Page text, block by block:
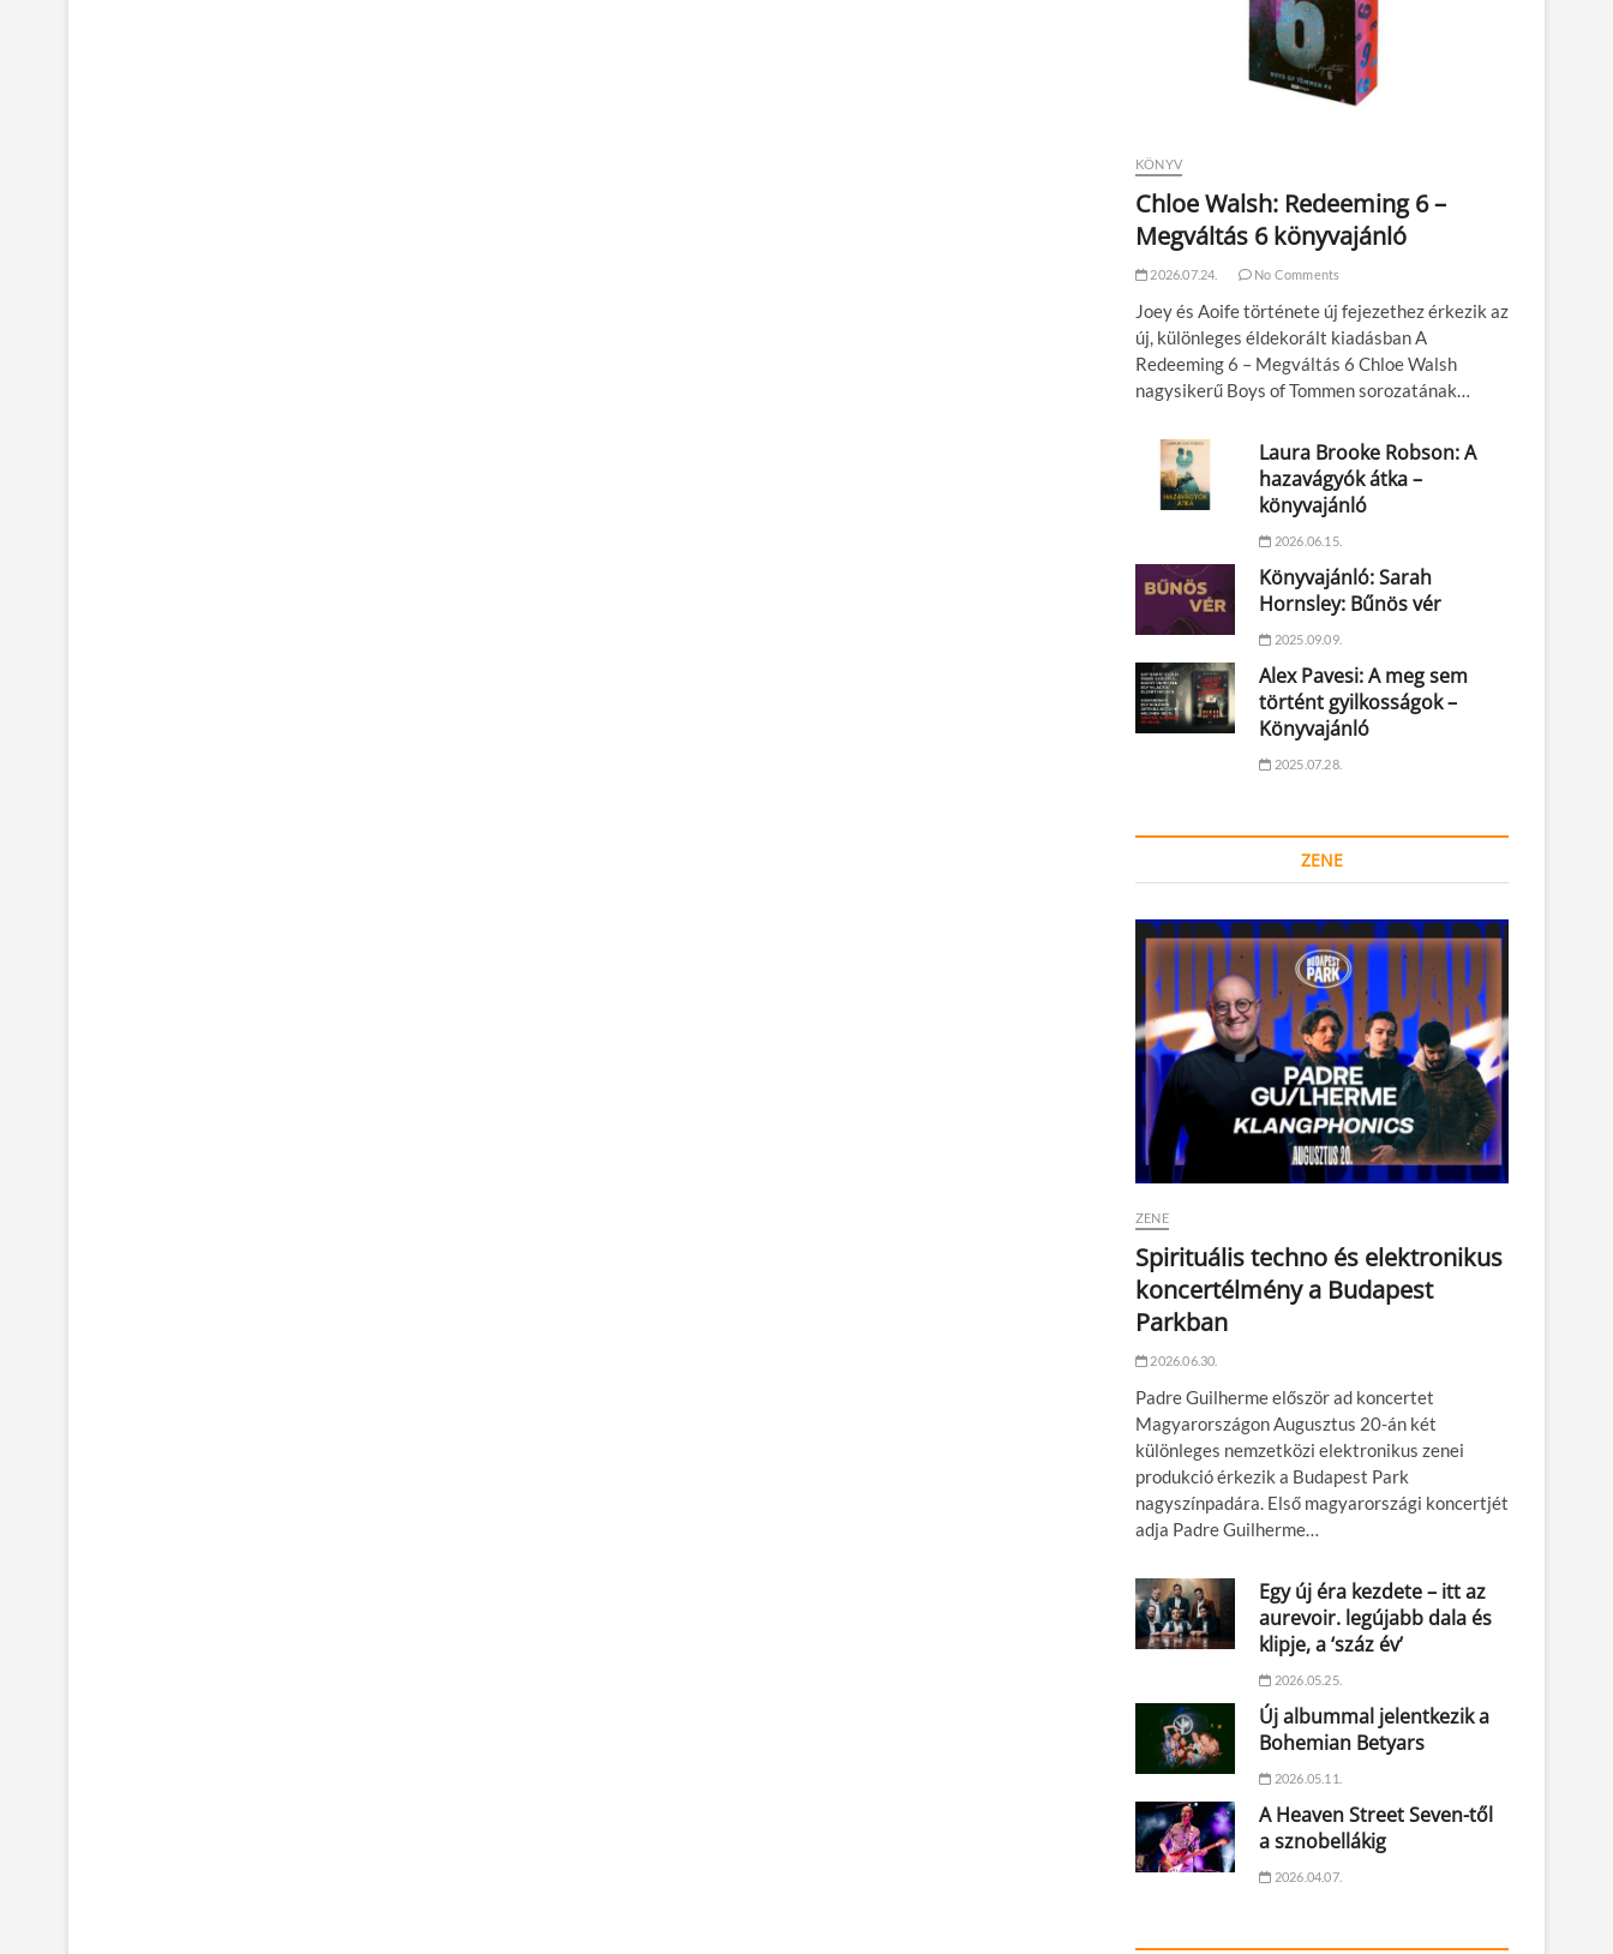
KÖNYV
Chloe Walsh: Redeeming 6 –
Megváltás 6 könyvajánló
2026.07.24. No Comments
Joey és Aoife története új fejezethez érkezik az
új, különleges éldekorált kiadásban A
Redeeming 6 – Megváltás 6 Chloe Walsh
nagysikerű Boys of Tommen sorozatának…
Laura Brooke Robson: A
hazavágyók átka –
könyvajánló
2026.06.15.
Könyvajánló: Sarah
Hornsley: Bűnös vér
2025.09.09.
Alex Pavesi: A meg sem
történt gyilkosságok –
Könyvajánló
2025.07.28.
ZENE
ZENE
Spirituális techno és elektronikus
koncertélmény a Budapest
Parkban
2026.06.30.
Padre Guilherme először ad koncertet
Magyarországon Augusztus 20-án két
különleges nemzetközi elektronikus zenei
produkció érkezik a Budapest Park
nagyszínpadára. Első magyarországi koncertjét
adja Padre Guilherme…
Egy új éra kezdete – itt az
aurevoir. legújabb dala és
klipje, a ‘száz év’
2026.05.25.
Új albummal jelentkezik a
Bohemian Betyars
2026.05.11.
A Heaven Street Seven-től
a sznobellákig
2026.04.07.